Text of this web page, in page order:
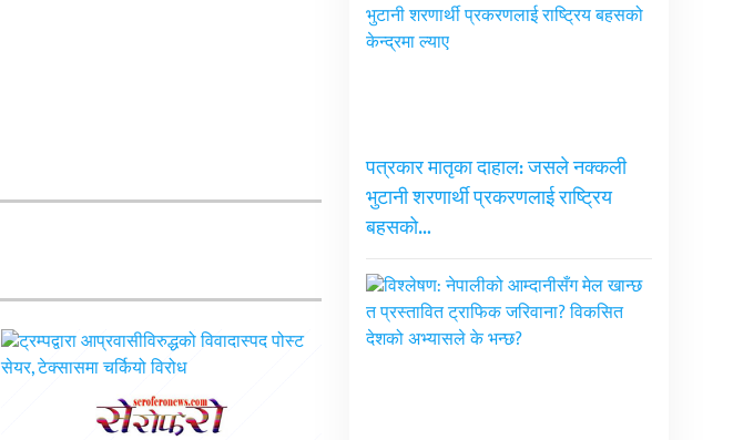
पत्रकार मातृका दाहाल: जसले नक्कली
भुटानी शरणार्थी प्रकरणलाई राष्ट्रिय
बहसको…